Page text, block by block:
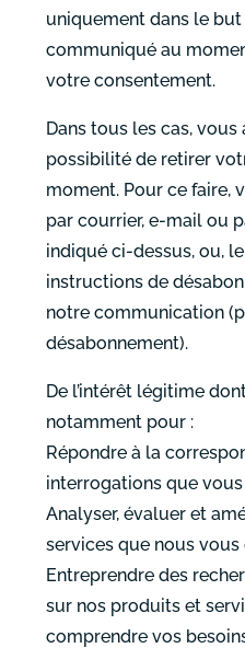
uniquement dans le
communiqué au
votre consentement.
Dans tous les cas,
possibilité de retirer
moment. Pour ce faire,
par courrier, e-mail ou
indiqué ci-dessus, ou,
instructions de
notre communication
désabonnement).
De l’intérêt légitime
notamment pour :
Répondre à la
interrogations que
Analyser, évaluer et
services que nous vous
Entreprendre des
sur nos produits et
comprendre vos